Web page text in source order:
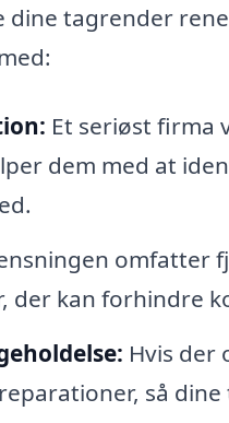
tagrender
Et seriøst firma
dem med at
omfatter
der kan forhindre
Hvis der
så